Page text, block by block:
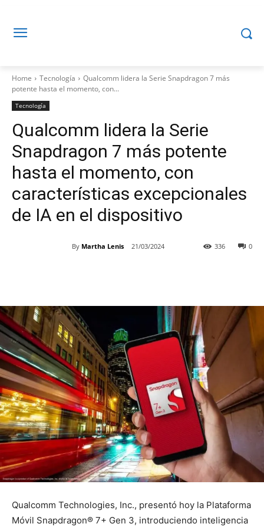
Home Tecnología
Qualcomm lidera la Serie Snapdragon 7 más
potente hasta el momento, con...
Tecnología
Qualcomm lidera la Serie
Snapdragon 7 más potente
hasta el momento, con
características excepcionales
de IA en el dispositivo
By Martha Lenis 21/03/2024 0
336
Qualcomm Technologies, Inc., presentó hoy la Plataforma
Móvil Snapdragon® 7+ Gen 3, introduciendo inteligencia